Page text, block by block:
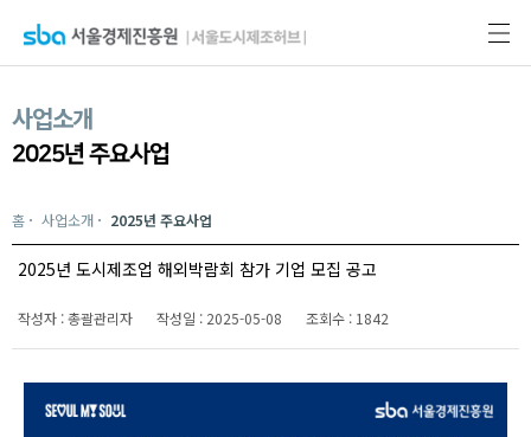
사업소개
2025년 주요사업
홈 사업소개 2025년 주요사업
2025년 도시제조업 해외박람회 참가 기업 모집 공고
작성자 : 총괄관리자 작성일 : 2025-05-08 조회수 : 1842